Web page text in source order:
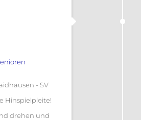
- SV
Hinspielpleite!
drehen und